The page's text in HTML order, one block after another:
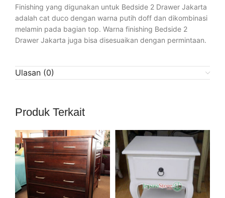
Finishing yang digunakan untuk Bedside 2 Drawer Jakarta
adalah cat duco dengan warna putih doff dan dikombinasi
melamin pada bagian top. Warna finishing Bedside 2
Drawer Jakarta juga bisa disesuaikan dengan permintaan.
Ulasan (0)
Produk Terkait